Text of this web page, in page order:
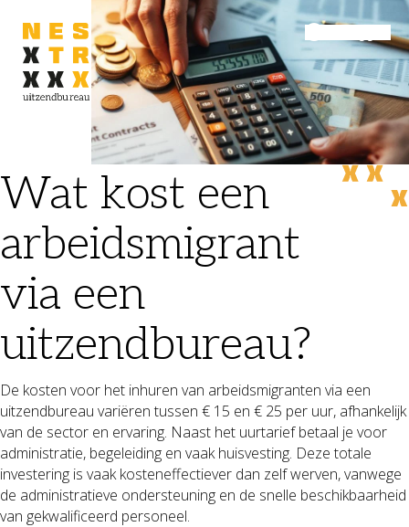
Wat kost een
arbeidsmigrant
via een
uitzendbureau?
De kosten voor het inhuren van arbeidsmigranten via een
uitzendbureau variëren tussen € 15 en € 25 per uur, afhankelijk
van de sector en ervaring. Naast het uurtarief betaal je voor
administratie, begeleiding en vaak huisvesting. Deze totale
investering is vaak kosteneffectiever dan zelf werven, vanwege
de administratieve ondersteuning en de snelle beschikbaarheid
van gekwalificeerd personeel.